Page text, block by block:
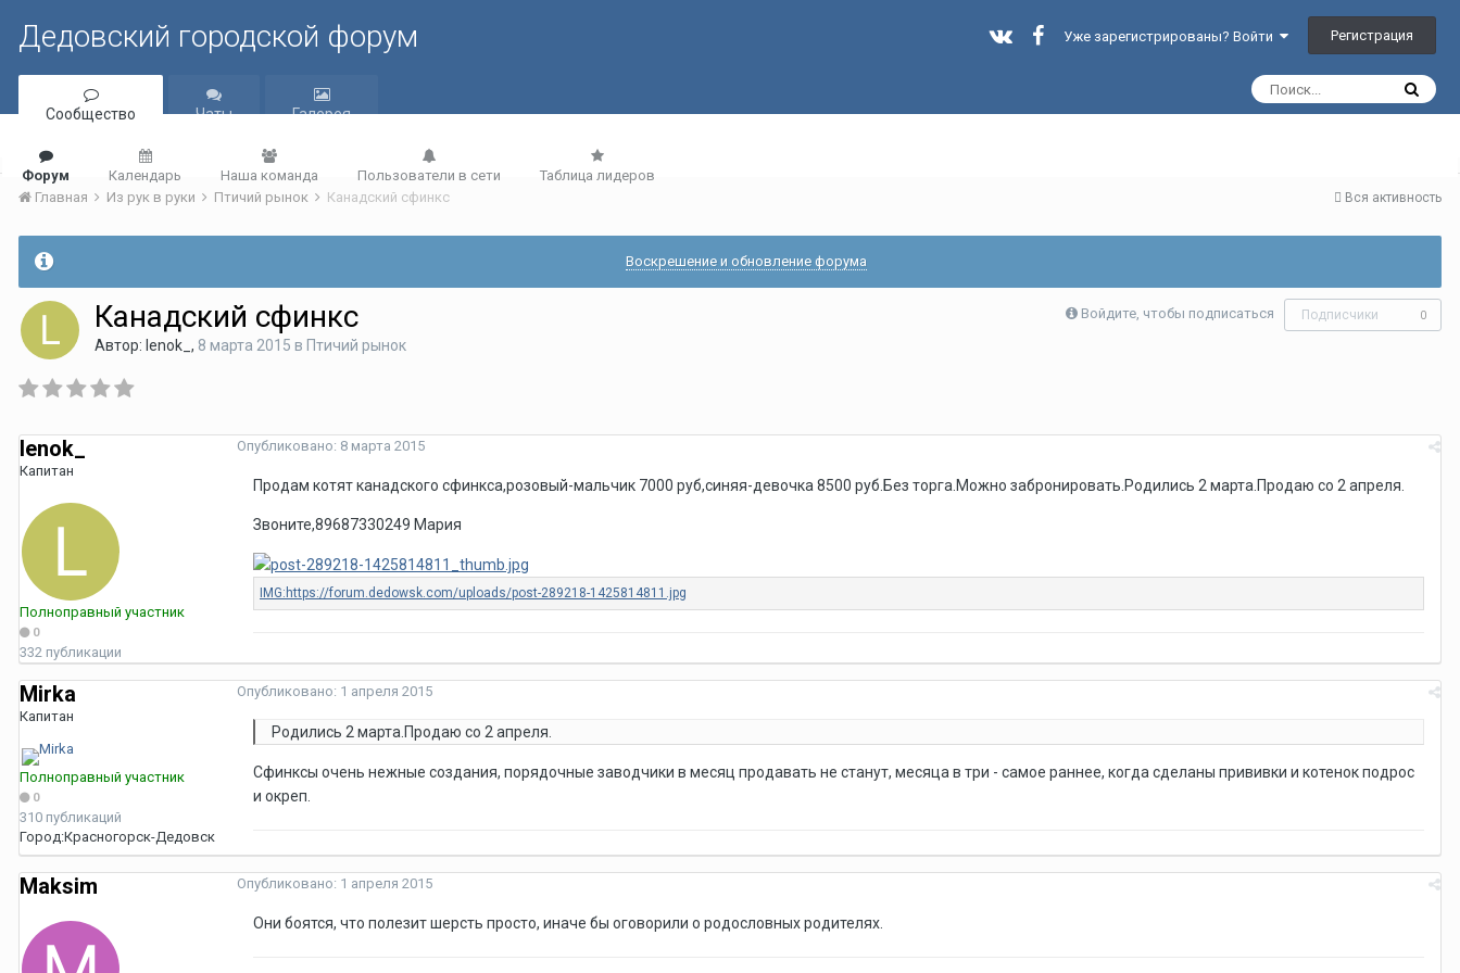
Дедовский городской форум Уже зарегистрированы? Войти Регистрация
Сообщество
Форум Календарь Наша команда Пользователи в сети Таблица лидеров
Чаты Галерея
Вся активность
Главная Из рук в руки Птичий рынок Канадский сфинкс
Воскрешение и обновление форума
Войдите, чтобы подписаться Подписчики 0
Канадский сфинкс
Автор: lenok_ , 8 марта 2015 в Птичий рынок
lenok_
Капитан
Полноправный участник
0
332 публикации
Опубликовано: 8 марта 2015
Продам котят канадского сфинкса,розовый-мальчик 7000 руб,синяя-девочка 8500 руб.Без торга.Можно забронировать.Родились 2 марта.Продаю со 2 апреля.
Звоните,89687330249 Мария
Mirka
Капитан
Полноправный участник
0
310 публикаций
Город:Красногорск-Дедовск
Опубликовано: 1 апреля 2015
Родились 2 марта.Продаю со 2 апреля.
Сфинксы очень нежные создания, порядочные заводчики в месяц продавать не станут, месяца в три - самое раннее, когда сделаны прививки и котенок подрос
и окреп.
Maksim Опубликовано: 1 апреля 2015
Они боятся, что полезит шерсть просто, иначе бы оговорили о родословных родителях.